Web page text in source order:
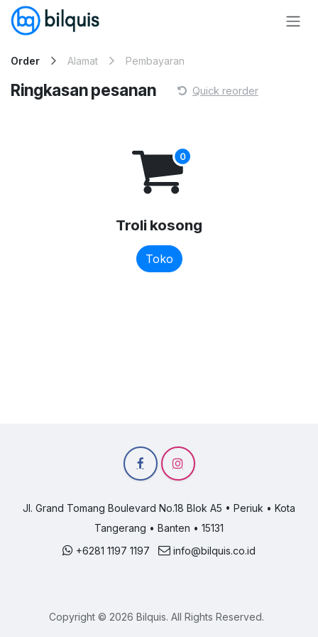
Skip ke Konten
Order Alamat Pembayaran
Ringkasan pesanan Quick reorder
Troli kosong
Toko
Jl. Grand Tomang Boulevard No.18 Blok A5 • Periuk • Kota
Tangerang • Banten • 15131
+6281 1197 1197
info@bilquis.co.id
Copyright © 2026 Bilquis. All Rights Reserved.